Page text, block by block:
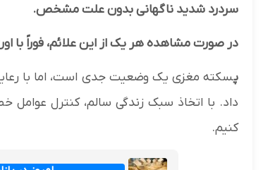
سردرد شدید ناگهانی بدون علت مشخص.
در صورت مشاهده هر یک از این علائم، فوراً با اورژانس (۱۱۵ در ایران)
پسکته مغزی یک وضعیت جدی است، اما با
داد. با اتخاذ سبک زندگی سالم، کنترل
کنیم.